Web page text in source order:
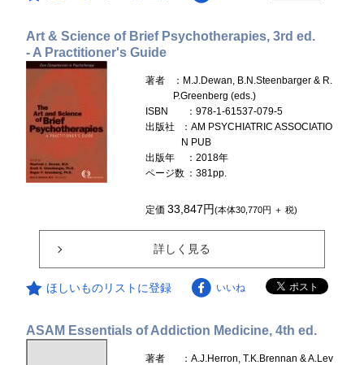
Art & Science of Brief Psychotherapies, 3rd ed.
- A Practitioner's Guide
著者
：M.J.Dewan, B.N.Steenbarger & R.
P.Greenberg (eds.)
ISBN
：978-1-61537-079-5
出版社
：AM PSYCHIATRIC ASSOCIATIO
N PUB
出版年
：2018年
ページ数 ：381pp.
定価33,847円(本体30,770円 ＋ 税)
詳しく見る
ほしいものリストに登録 いいね
ASAM Essentials of Addiction Medicine, 4th ed.
著者
：A.J.Herron, T.K.Brennan & A.Lev